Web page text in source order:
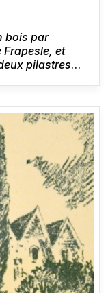
bois par
et
pilastres